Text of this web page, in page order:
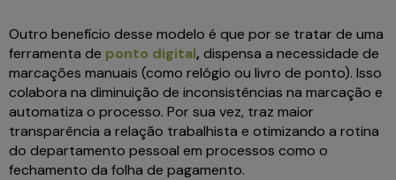
Outro benefício desse modelo é que por se tratar de uma
ferramenta de ponto digital, dispensa a necessidade de
marcações manuais (como relógio ou livro de ponto). Isso
colabora na diminuição de inconsistências na marcação e
automatiza o processo. Por sua vez, traz maior
transparência a relação trabalhista e otimizando a rotina
do departamento pessoal em processos como o
fechamento da folha de pagamento.